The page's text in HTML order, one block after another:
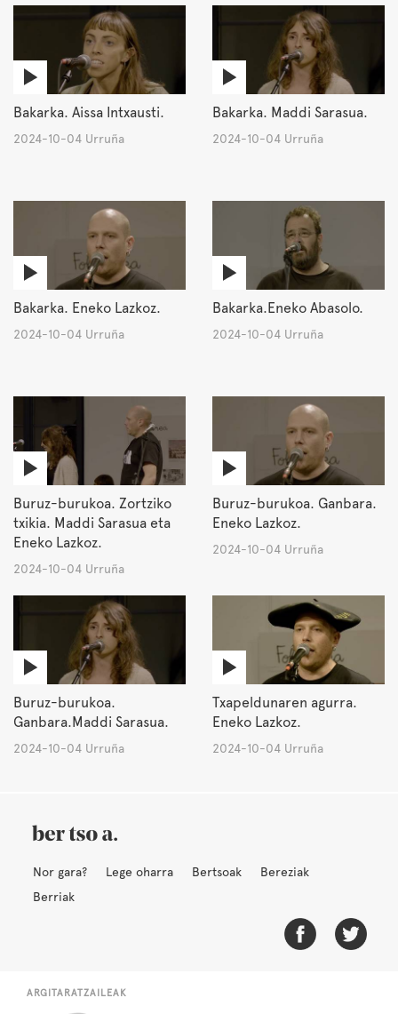
Bakarka. Aissa Intxausti.
2024-10-04 Urruña
Bakarka. Maddi Sarasua.
2024-10-04 Urruña
Bakarka. Eneko Lazkoz.
2024-10-04 Urruña
Bakarka.Eneko Abasolo.
2024-10-04 Urruña
Buruz-burukoa. Zortziko
txikia. Maddi Sarasua eta
Eneko Lazkoz.
2024-10-04 Urruña
Buruz-burukoa. Ganbara.
Eneko Lazkoz.
2024-10-04 Urruña
Buruz-burukoa.
Ganbara.Maddi Sarasua.
2024-10-04 Urruña
Txapeldunaren agurra.
Eneko Lazkoz.
2024-10-04 Urruña
Nor gara? Lege oharra Bertsoak
Bereziak
Berriak
ARGITARATZAILEAK